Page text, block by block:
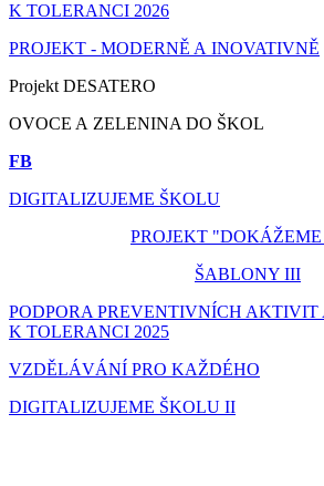
K TOLERANCI 2026
PROJEKT - MODERNĚ A INOVATIVNĚ
Projekt DESATERO
OVOCE A ZELENINA DO ŠKOL
FB
DIGITALIZUJEME ŠKOLU
PROJEKT
ŠABLONY III
PODPORA PREVENTIVNÍCH
K TOLERANCI 2025
VZDĚLÁVÁNÍ PRO KAŽDÉHO
DIGITALIZUJEME ŠKOLU II